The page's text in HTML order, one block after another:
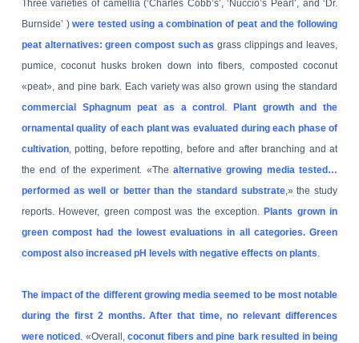
Three varieties of camellia (‘Charles Cobb’s’, ‘Nuccio’s Pearl’, and ‘Dr.
Burnside’ )were tested using a combination of peat and the following
peat alternatives: green compost such asgrass clippings and leaves,
pumice, coconut husks broken down into fibers, composted coconut
«peat», and pine bark. Each variety was also grown using the standard
commercial Sphagnum peat as a control .Plant growth and the
ornamental quality of each plant was evaluated during each phase of
cultivation, potting, before repotting, before and after branching and at
the end of the experiment. «Thealternative growing media tested…
performed as well or better than the standard substrate,» the study
reports. However, green compost was the exception.Plants grown in
green compost had the lowest evaluations in all categories. Green
compost also increased pH levels with negative effects on plants
The impact of the different growing media seemed to be most notable
during the first 2 months. After that time, no relevant differences
were noticed «Overall,coconut fibers and pine bark resulted in being